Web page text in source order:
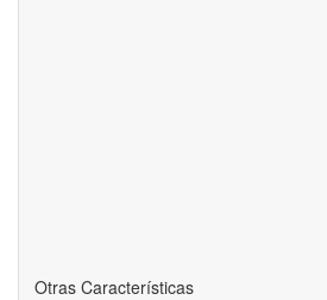
Otras Características